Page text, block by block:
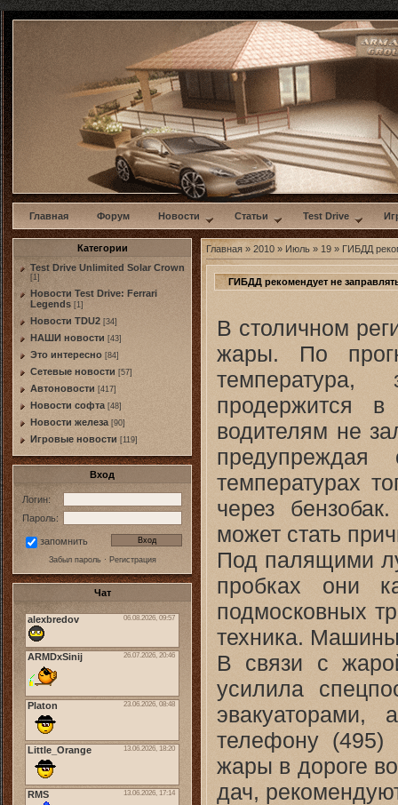
w
Главная Форум Новости Статьи Test Drive
Категории
Test Drive Unlimited Solar Crown
[1]
Новости Test Drive: Ferrari
Legends [1]
Новости TDU2 [34]
НАШИ новости [43]
Это интересно [84]
Сетевые новости [57]
Автоновости [417]
Новости софта [48]
Новоcти железа [90]
Игровые новости [119]
Вход
Логин:
Пароль:
запомнить
Забыл пароль· Регистрация
Чат
Главная » 2010 » Июль » 19 » ГИБДД
ГИБДД рекомендует не
В столичном
жары. По
продержится
водителям не
температурах
через
может стать
Под палящими
пробках они
подмосковных
техника.
В связи с
усилила
телефону (495)
жары в дороге
дач,